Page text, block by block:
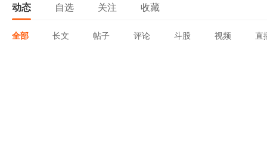
动态 自选 关注 收藏
全部 长文 帖子 评论 斗股 视频 直